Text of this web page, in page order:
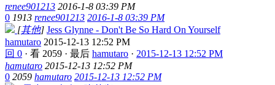
renee901213 2016-1-8 03:39 PM
0 1913 renee901213 2016-1-8 03:39 PM
[其他] Jess Glynne - Don't Be So Hard On Yourself
hamutaro 2015-12-13 12:52 PM
回 0 · 看 2059 · 最后 hamutaro · 2015-12-13 12:52 PM
hamutaro 2015-12-13 12:52 PM
0 2059 hamutaro 2015-12-13 12:52 PM